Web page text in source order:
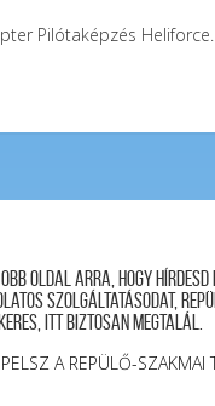
Pilótaképzés
oldal arra, hogy
szolgáltatásodat,
keres, itt biztosan megtalál.
A REPÜLŐ-SZAKMAI